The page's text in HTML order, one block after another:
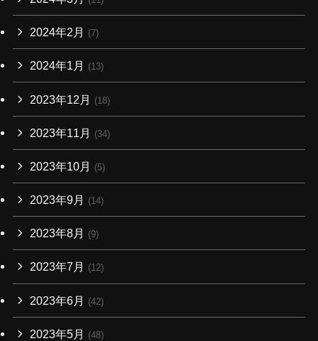
2024年2月 (7)
2024年1月 (13)
2023年12月 (18)
2023年11月 (34)
2023年10月 (5)
2023年9月 (14)
2023年8月 (9)
2023年7月 (12)
2023年6月 (42)
2023年5月 (48)